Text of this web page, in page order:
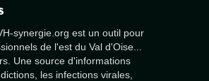
synergie.org est un outil pour
de l'est du Val d'Oise...
Une source d'informations
les infections virales,